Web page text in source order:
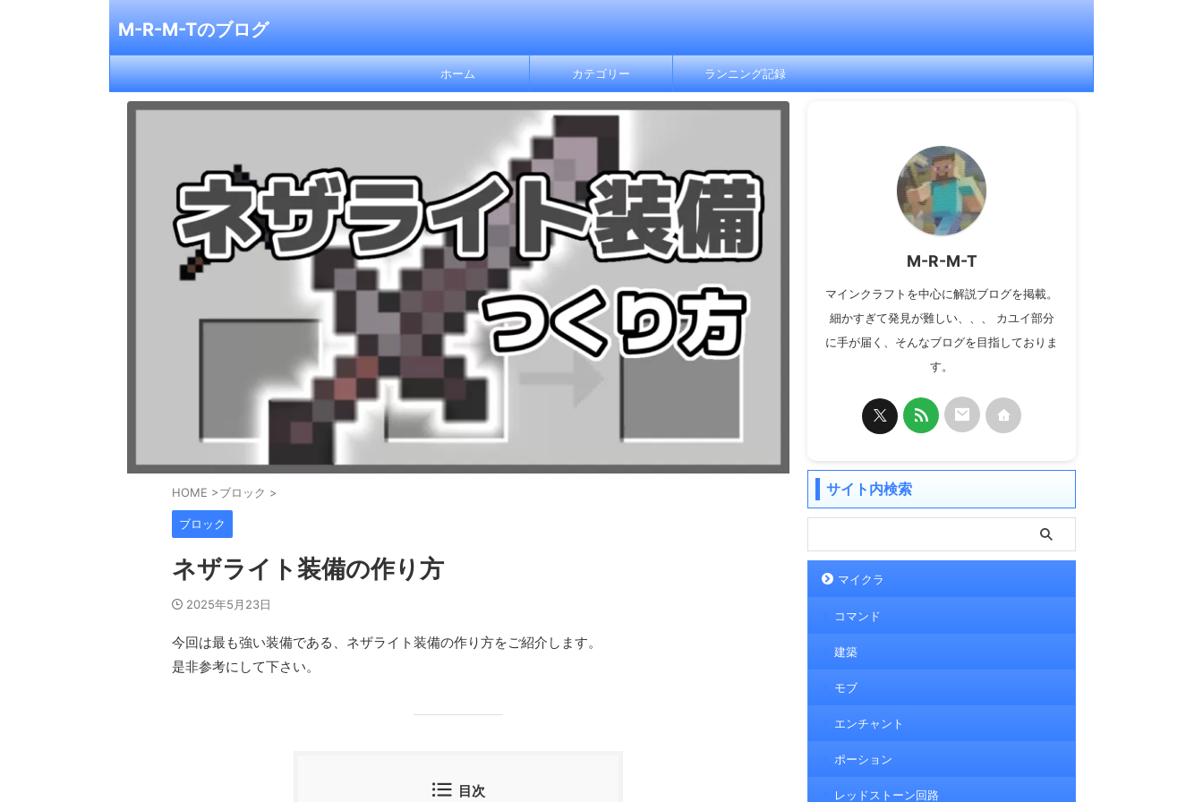
M-R-M-Tのブログ
ホーム カテゴリー ランニング記録
HOME >ブロック >
ブロック
ネザライト装備の作り方
2025年5月23日
今回は最も強い装備である、ネザライト装備の作り方をご紹介します。
是非参考にして下さい。
目次
M-R-M-T
マインクラフトを中心に解説ブログを掲載。
細かすぎて発見が難しい、、、 カユイ部分
に手が届く、そんなブログを目指しておりま
す。
サイト内検索
マイクラ
コマンド
建築
モブ
エンチャント
ポーション
レッドストーン回路